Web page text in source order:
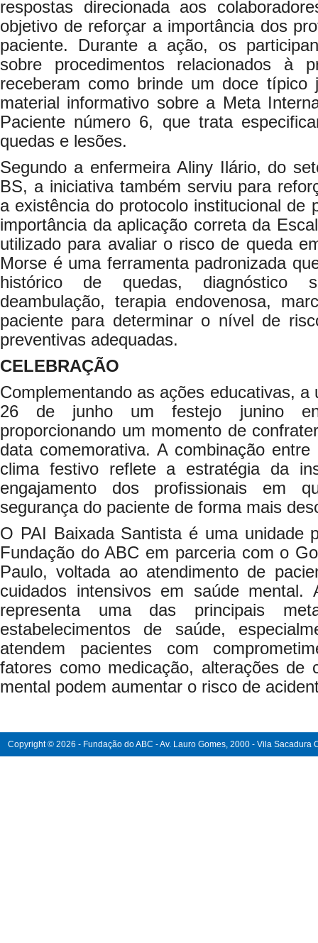
respostas direcionada aos
objetivo de reforçar a importância dos
paciente. Durante a ação, os
sobre procedimentos relacionados à
receberam como brinde um doce típico
material informativo sobre a Meta
Paciente número 6, que trata
quedas e lesões.
Segundo a enfermeira Aliny Ilário, do
BS, a iniciativa também serviu para
a existência do protocolo institucional de
importância da aplicação correta da
utilizado para avaliar o risco de queda
Morse é uma ferramenta padronizada
histórico de quedas, diagnóstico
deambulação, terapia endovenosa,
paciente para determinar o nível de
preventivas adequadas.
CELEBRAÇÃO
Complementando as ações educativas, a
26 de junho um festejo junino
proporcionando um momento de
data comemorativa. A combinação
clima festivo reflete a estratégia da
engajamento dos profissionais em
segurança do paciente de forma mais
O PAI Baixada Santista é uma unidade
Fundação do ABC em parceria com o
Paulo, voltada ao atendimento de
cuidados intensivos em saúde mental.
representa uma das principais
estabelecimentos de saúde,
atendem pacientes com
fatores como medicação, alterações de
mental podem aumentar o risco de
Copyright © 2026 - Fundação do ABC - Av. Lauro Gomes, 2000 - Vila